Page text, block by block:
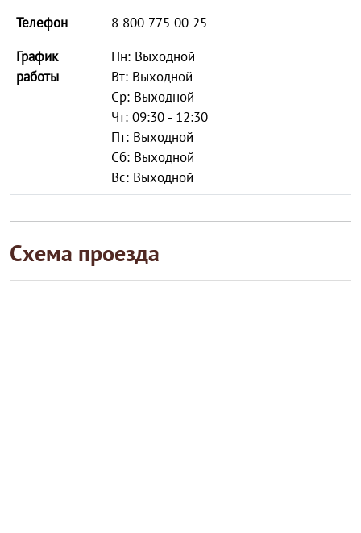
Телефон
8 800 775 00 25
График
работы
Пн: Выходной
Вт: Выходной
Ср: Выходной
Чт: 09:30 - 12:30
Пт: Выходной
Сб: Выходной
Вс: Выходной
Схема проезда